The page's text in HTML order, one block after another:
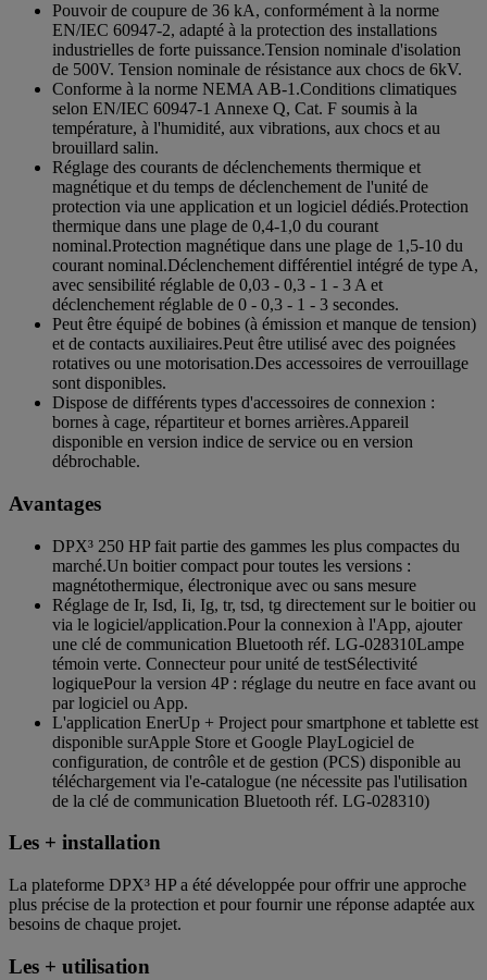
Pouvoir de coupure de 36 kA, conformément à la norme
EN/IEC 60947-2, adapté à la protection des installations
industrielles de forte puissance.Tension nominale d'isolation
de 500V. Tension nominale de résistance aux chocs de 6kV.
Conforme à la norme NEMA AB-1.Conditions climatiques
selon EN/IEC 60947-1 Annexe Q, Cat. F soumis à la
température, à l'humidité, aux vibrations, aux chocs et au
brouillard salin.
Réglage des courants de déclenchements thermique et
magnétique et du temps de déclenchement de l'unité de
protection via une application et un logiciel dédiés.Protection
thermique dans une plage de 0,4-1,0 du courant
nominal.Protection magnétique dans une plage de 1,5-10 du
courant nominal.Déclenchement différentiel intégré de type A,
avec sensibilité réglable de 0,03 - 0,3 - 1 - 3 A et
déclenchement réglable de 0 - 0,3 - 1 - 3 secondes.
Peut être équipé de bobines (à émission et manque de tension)
et de contacts auxiliaires.Peut être utilisé avec des poignées
rotatives ou une motorisation.Des accessoires de verrouillage
sont disponibles.
Dispose de différents types d'accessoires de connexion :
bornes à cage, répartiteur et bornes arrières.Appareil
disponible en version indice de service ou en version
débrochable.
Avantages
DPX³ 250 HP fait partie des gammes les plus compactes du
marché.Un boitier compact pour toutes les versions :
magnétothermique, électronique avec ou sans mesure
Réglage de Ir, Isd, Ii, Ig, tr, tsd, tg directement sur le boitier ou
via le logiciel/application.Pour la connexion à l'App, ajouter
une clé de communication Bluetooth réf. LG-028310Lampe
témoin verte. Connecteur pour unité de testSélectivité
logiquePour la version 4P : réglage du neutre en face avant ou
par logiciel ou App.
L'application EnerUp + Project pour smartphone et tablette est
disponible surApple Store et Google PlayLogiciel de
configuration, de contrôle et de gestion (PCS) disponible au
téléchargement via l'e-catalogue (ne nécessite pas l'utilisation
de la clé de communication Bluetooth réf. LG-028310)
Les + installation
La plateforme DPX³ HP a été développée pour offrir une approche
plus précise de la protection et pour fournir une réponse adaptée aux
besoins de chaque projet.
Les + utilisation